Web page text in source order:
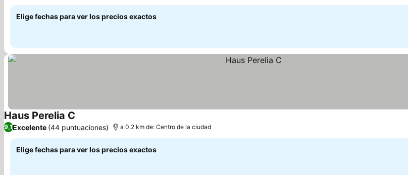
Elige fechas para ver los precios exactos
Haus Perelia C
9,1Excelente (44 puntuaciones) a 0.2 km de: Centro de la ciudad
Elige fechas para ver los precios exactos